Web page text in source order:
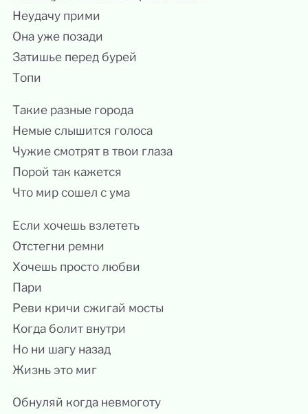
Неудачу прими
Она уже позади
Затишье перед бурей
Топи
Такие разные города
Немые слышится голоса
Чужие смотрят в твои глаза
Порой так кажется
Что мир сошел с ума
Если хочешь взлететь
Отстегни ремни
Хочешь просто любви
Пари
Реви кричи сжигай мосты
Когда болит внутри
Но ни шагу назад
Жизнь это миг
Обнуляй когда невмоготу